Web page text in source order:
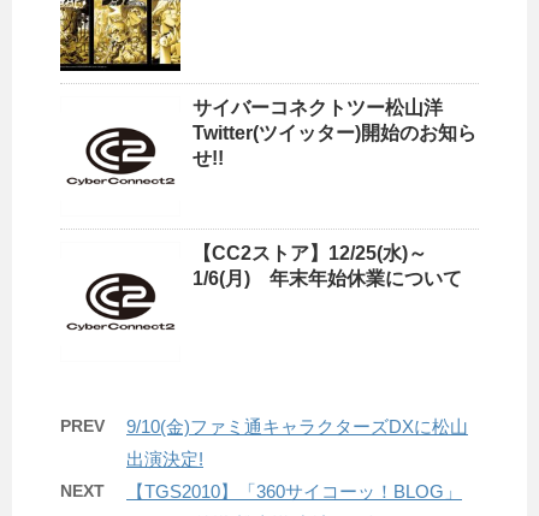
サイバーコネクトツー松山洋
Twitter(ツイッター)開始のお知ら
せ!!
【CC2ストア】12/25(水)～
1/6(月) 年末年始休業について
PREV
9/10(金)ファミ通キャラクターズDXに松山
出演決定!
NEXT
【TGS2010】「360サイコーッ！BLOG」